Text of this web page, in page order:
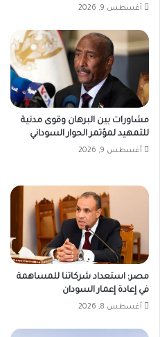
أغسطس 9, 2026
مشاورات بين البرهان وقوى مدنية
للتمهيد لمؤتمر الحوار السوداني
أغسطس 9, 2026
مصر: استعداد شركاتنا للمساهمة
في إعادة إعمار السودان
أغسطس 8, 2026